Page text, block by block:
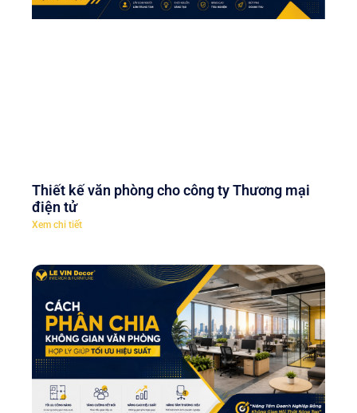
Thiết kế văn phòng cho công ty Thương mại
điện tử
Xem chi tiết